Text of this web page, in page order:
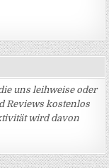
uns leihweise oder
Reviews kostenlos
wird davon